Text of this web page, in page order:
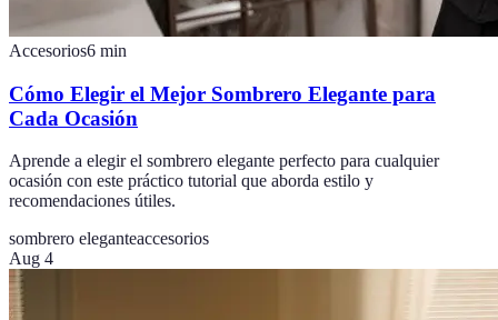
Accesorios6 min
Cómo Elegir el Mejor Sombrero Elegante para
Cada Ocasión
Aprende a elegir el sombrero elegante perfecto para cualquier
ocasión con este práctico tutorial que aborda estilo y
recomendaciones útiles.
sombrero eleganteaccesorios
Aug 4